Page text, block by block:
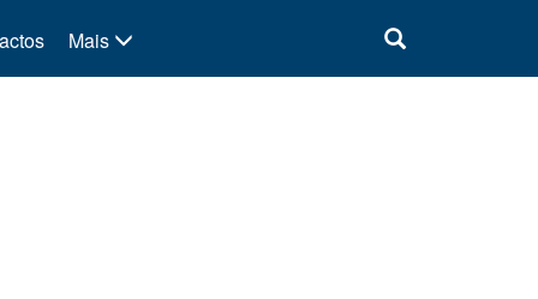
Mais